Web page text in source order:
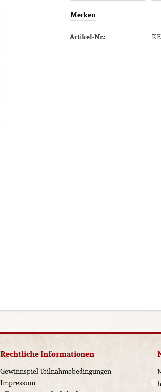
Merken
Artikel-Nr.:
Rechtliche Informationen
Gewinnspiel-Teilnahmebedingungen
Impressum